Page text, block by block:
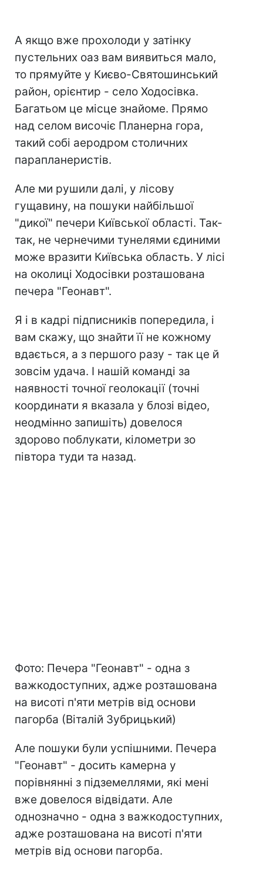
А якщо вже прохолоди у затінку
пустельних оаз вам виявиться мало,
то прямуйте у Києво-Святошинський
район, орієнтир - село Ходосівка.
Багатьом це місце знайоме. Прямо
над селом височіє Планерна гора,
такий собі аеродром столичних
парапланеристів.
Але ми рушили далі, у лісову
гущавину, на пошуки найбільшої
"дикої" печери Київської області. Так-
так, не чернечими тунелями єдиними
може вразити Київська область. У лісі
на околиці Ходосівки розташована
печера "Геонавт".
Я і в кадрі підписників попередила, і
вам скажу, що знайти її не кожному
вдається, а з першого разу - так це й
зовсім удача. І нашій команді за
наявності точної геолокації (точні
координати я вказала у блозі відео,
неодмінно запишіть) довелося
здорово поблукати, кілометри зо
півтора туди та назад.
Фото: Печера "Геонавт" - одна з
важкодоступних, адже розташована
на висоті п'яти метрів від основи
пагорба (Віталій Зубрицький)
Але пошуки були успішними. Печера
"Геонавт" - досить камерна у
порівнянні з підземеллями, які мені
вже довелося відвідати. Але
однозначно - одна з важкодоступних,
адже розташована на висоті п'яти
метрів від основи пагорба.